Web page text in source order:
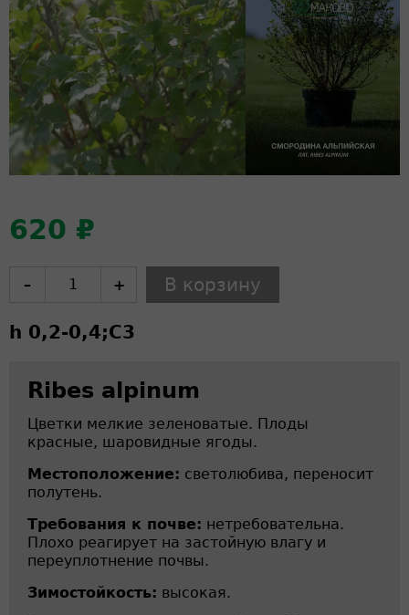
620 ₽
– +
h 0,2-0,4;C3
Ribes alpinum
Цветки мелкие зеленоватые. Плоды
красные, шаровидные ягоды.
Местоположение: светолюбива, переносит
полутень.
Требования к почве: нетребовательна.
Плохо реагирует на застойную влагу и
переуплотнение почвы.
Зимостойкость: высокая.